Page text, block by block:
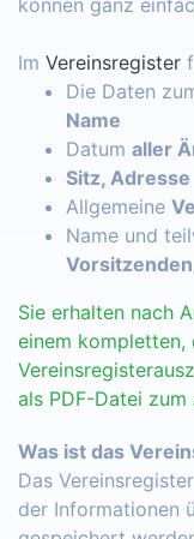
Im Vereinsregister
Die Daten
Name
Datum aller
Sitz, Adresse
Allgemeine
Name und
Sie erhalten nach
einem
als PDF-Datei zum
Was ist das
Das
der Informationen